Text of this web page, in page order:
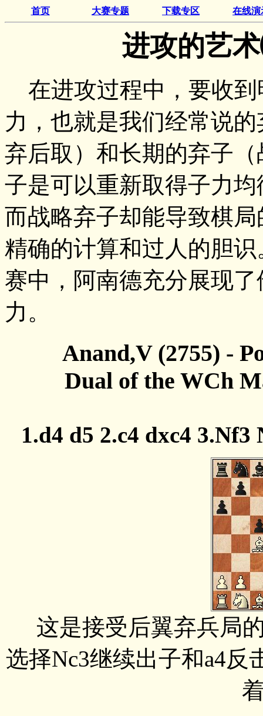
首页 大赛专题 下载专区 在线演
进攻的艺
在进攻过程中，要收到
力，也就是我们经常说
弃后取）和长期的弃子
子是可以重新取得子力
而战略弃子却能导致棋
精确的计算和过人的胆
赛中，阿南德充分展现
力。
Anand,V (2755) -
Dual of the WCh
1.d4 d5 2.c4 dxc4 3.Nf3
这是接受后翼弃兵局
选择Nc3继续出子和a4